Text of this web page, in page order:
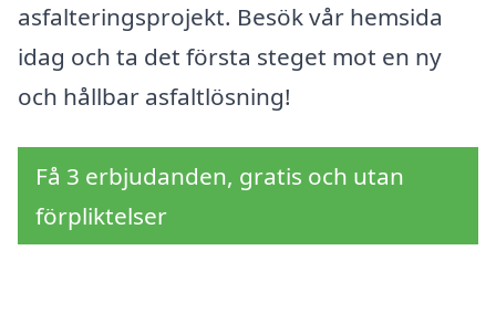
asfalteringsprojekt. Besök vår hemsida
idag och ta det första steget mot en ny
och hållbar asfaltlösning!
Få 3 erbjudanden, gratis och utan
förpliktelser